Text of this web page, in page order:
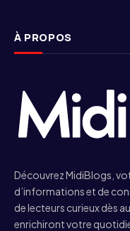
À PROPOS
Découvrez MidiBlogs,
d’informations et de
de lecteurs curieux dès
enrichiront votre